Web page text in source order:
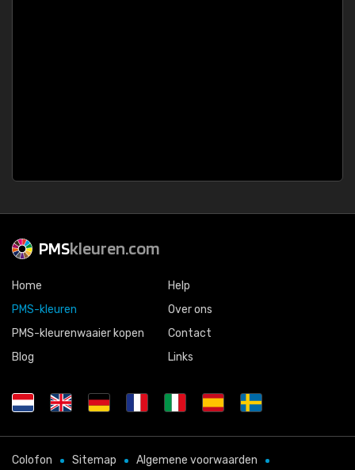
PMSkleuren.com
Home
PMS-kleuren
PMS-kleurenwaaier kopen
Blog
Help
Over ons
Contact
Links
Colofon Sitemap Algemene voorwaarden